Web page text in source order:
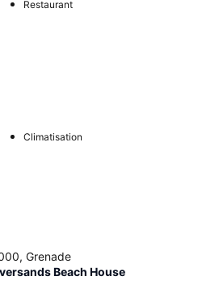
Restaurant
Climatisation
Grenade
Beach House